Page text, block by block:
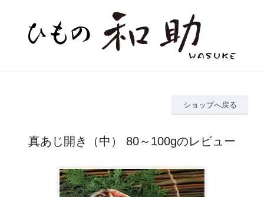
ショップへ戻る
真あじ開き（中） 80～100gのレビュー